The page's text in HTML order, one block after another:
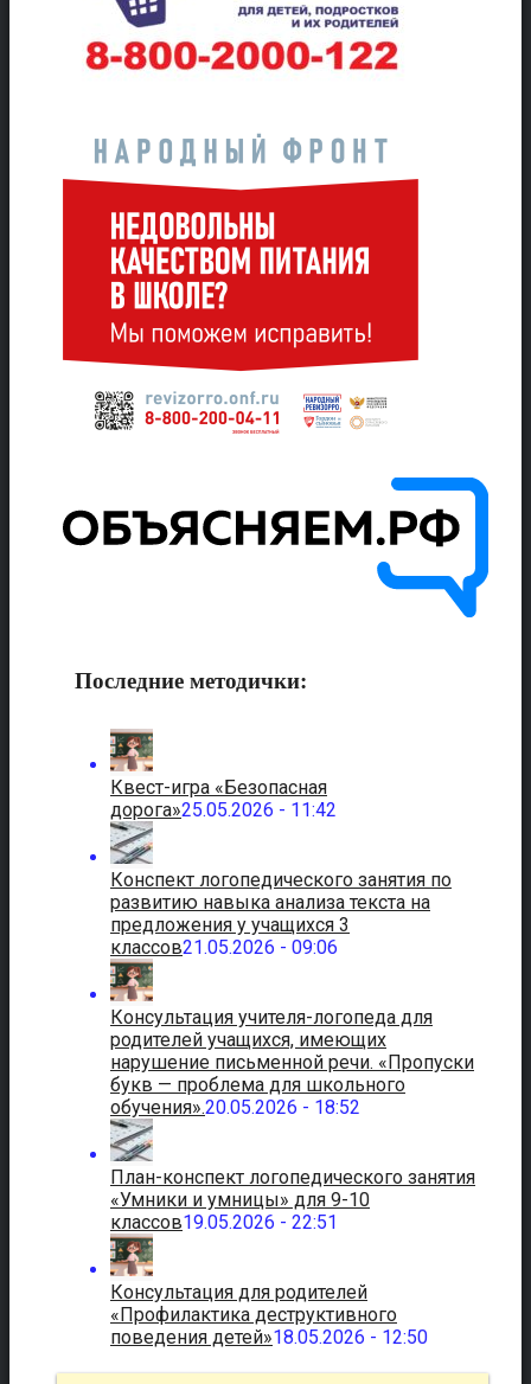
Последние методички:
Квест-игра «Безопасная
дорога»25.05.2026 - 11:42
Конспект логопедического занятия по
развитию навыка анализа текста на
предложения у учащихся 3
классов21.05.2026 - 09:06
Консультация учителя-логопеда для
родителей учащихся, имеющих
нарушение письменной речи. «Пропуски
букв — проблема для школьного
обучения».20.05.2026 - 18:52
План-конспект логопедического занятия
«Умники и умницы» для 9-10
классов19.05.2026 - 22:51
Консультация для родителей
«Профилактика деструктивного
поведения детей»18.05.2026 - 12:50